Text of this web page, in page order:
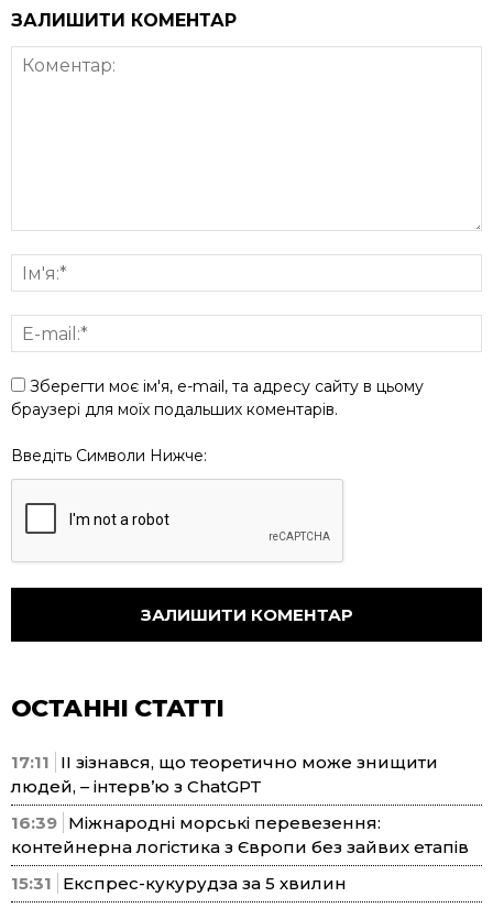
ЗАЛИШИТИ КОМЕНТАР
Зберегти моє ім'я, e-mail, та адресу сайту в цьому
браузері для моїх подальших коментарів.
Введіть Символи Нижче:
ОСТАННІ СТАТТІ
17:11
ІІ зізнався, що теоретично може знищити
людей, – інтерв’ю з ChatGPT
16:39 Міжнародні морські перевезення:
контейнерна логістика з Європи без зайвих етапів
15:31
Експрес-кукурудза за 5 хвилин